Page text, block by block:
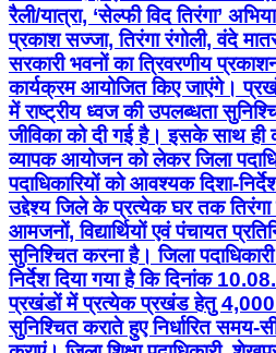
रैली/यात्रा, ‘सेल्फी विद तिरंगा’
प्रकाश सज्जा, तिरंगा रंगोली, वंदे
सरकारी भवनों का त्रिवरणीय
कार्यक्रम आयोजित किए जाएंगे।
में राष्ट्रीय ध्वज की उपलब्धता
जीविका को दी गई है। इसके साथ
व्यापक आयोजन को लेकर जिला
पदाधिकारियों को आवश्यक दिशा-
उद्देश्य जिले के प्रत्येक घर तक
आमजनों, विद्यार्थियों एवं पंचायत
सुनिश्चित करना है। जिला पदाधिकारी
निर्देश दिया गया है कि दिनांक
प्रखंडों में प्रत्येक प्रखंड हेतु 4,000
सुनिश्चित कराते हुए निर्धारित समय-